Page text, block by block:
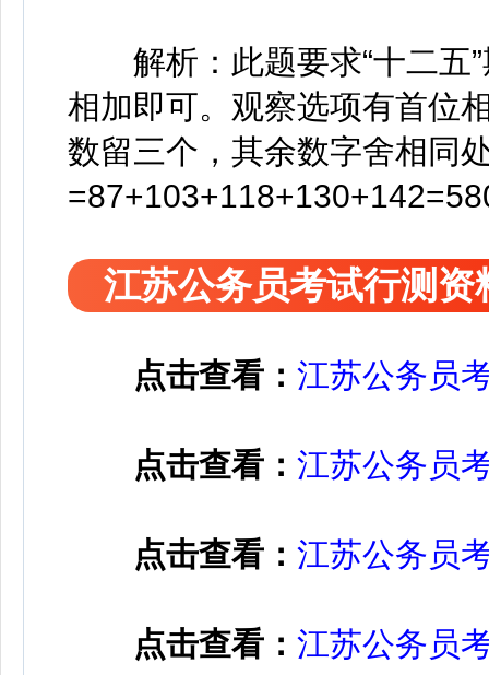
解析：此题要求“十二五”
相加即可。观察选项有首位
数留三个，其余数字舍相同
江苏公务员考试行测资
点击查看： 江苏公务员
点击查看： 江苏公务员
点击查看： 江苏公务员
点击查看： 江苏公务员